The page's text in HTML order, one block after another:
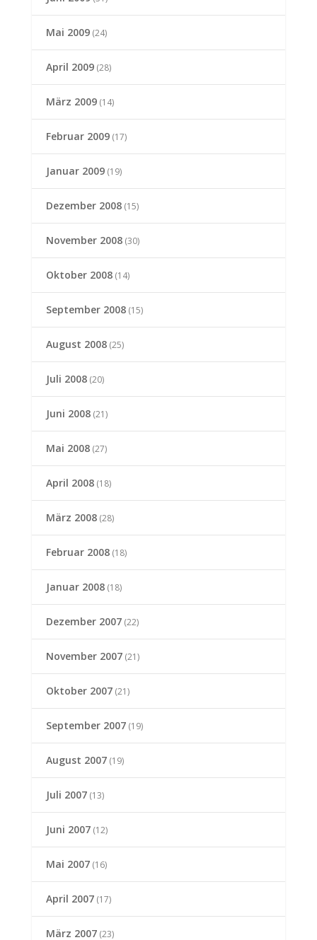
Mai 2009(24)
April 2009(28)
März 2009(14)
Februar 2009(17)
Januar 2009(19)
Dezember 2008(15)
November 2008(30)
Oktober 2008(14)
September 2008(15)
August 2008(25)
Juli 2008(20)
Juni 2008(21)
Mai 2008(27)
April 2008(18)
März 2008(28)
Februar 2008(18)
Januar 2008(18)
Dezember 2007(22)
November 2007(21)
Oktober 2007(21)
September 2007(19)
August 2007(19)
Juli 2007(13)
Juni 2007(12)
Mai 2007(16)
April 2007(17)
März 2007(23)